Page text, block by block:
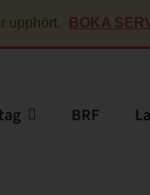
upphört. BOKA
BRF